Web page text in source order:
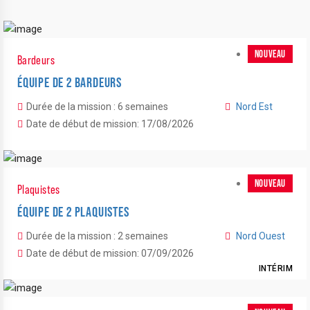
NOUVEAU
Bardeurs
ÉQUIPE DE 2 BARDEURS
Durée de la mission : 6 semaines
Date de début de mission: 17/08/2026
Nord Est
NOUVEAU
Plaquistes
ÉQUIPE DE 2 PLAQUISTES
Durée de la mission : 2 semaines
Date de début de mission: 07/09/2026
Nord Ouest
INTÉRIM